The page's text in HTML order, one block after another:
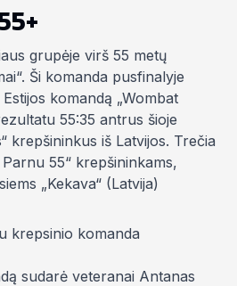
grupėje virš 55 metų
Ši komanda pusfinalyje
komandą „Wombat
55:35 antrus šioje
krepšininkus iš Latvijos. Trečia
55“ krepšininkams,
„Kekava“ (Latvija)
sudarė veteranai Antanas